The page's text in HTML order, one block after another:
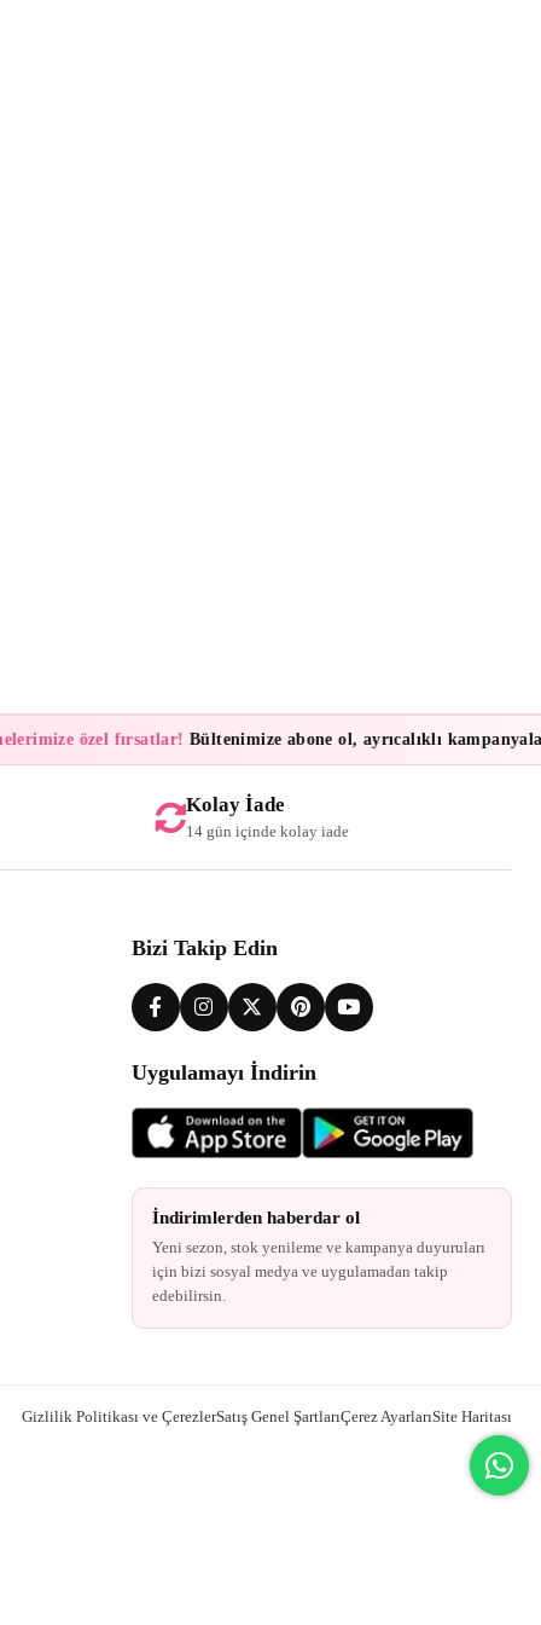
özel fırsatlar!Bültenimize abone ol, ayrıcalıklı kampanyalar
Kolay İade
14 gün içinde kolay iade
Bizi Takip Edin
Uygulamayı İndirin
İndirimlerden haberdar ol
Yeni sezon, stok yenileme ve kampanya duyuruları
için bizi sosyal medya ve uygulamadan takip
edebilirsin.
Gizlilik Politikası ve ÇerezlerSatış Genel ŞartlarıÇerez AyarlarıSite Haritası